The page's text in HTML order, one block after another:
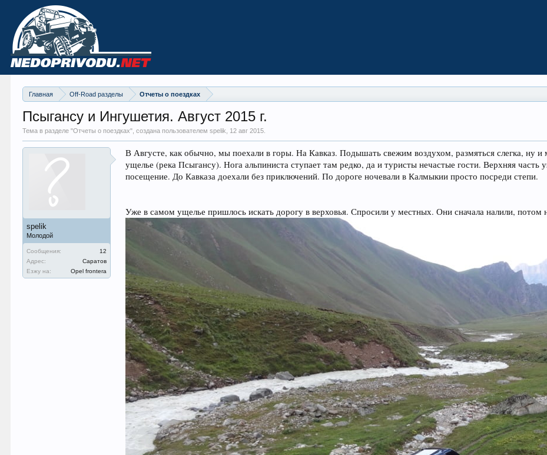
Главная Off-Road разделы Отчеты о поездках
Псыгансу и Ингушетия. Август 2015 г.
Тема в разделе "Отчеты о поездках", создана пользователем spelik, 12 авг 2015
spelik
Молодой
Сообщения:
12
Адрес:
Саратов
Езжу на:
Opel frontera
В Августе, как обычно, мы поехали в горы. На Кавказ. Подышать свежим воздухом, размяться слегка, ну
ущелье (река Псыгансу). Нога альпиниста ступает там редко, да и туристы нечастые гости. Верхняя
посещение. До Кавказа доехали без приключений. По дороге ночевали в Калмыкии просто посреди степи.
Уже в самом ущелье пришлось искать дорогу в верховья. Спросили у местных. Они сначала налили, потом